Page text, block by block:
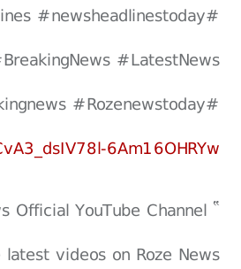
#newsheadlinestoday
#LatestNews
#Topnews #Rozenewsupdate #Rozenewsheadlines #Rozebreakingnews #Rozenewstoday
6Am16OHRYw
” Welcome to the Roze News Official YouTube Channel "
videos on Roze News